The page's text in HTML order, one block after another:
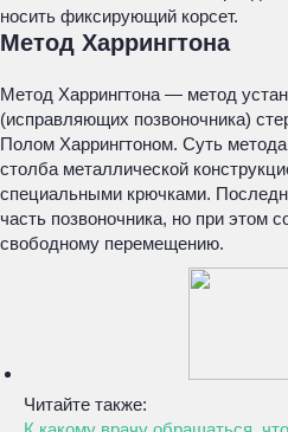
носить фиксирующий корсет.
Метод Харрингтона
Метод Харрингтона — метод
(исправляющих позвоночника)
Полом Харрингтоном. Суть
столба металлической
специальными крючками.
часть позвоночника, но при этом
свободному перемещению.
Читайте также: